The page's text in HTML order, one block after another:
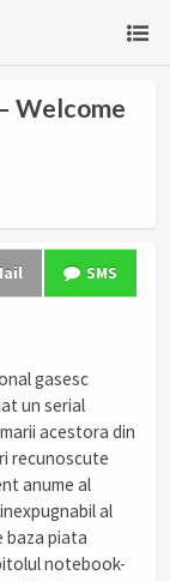
Welcome
SMS
gasesc
un serial
acestora din
recunoscute
anume al
al
baza piata
notebook-